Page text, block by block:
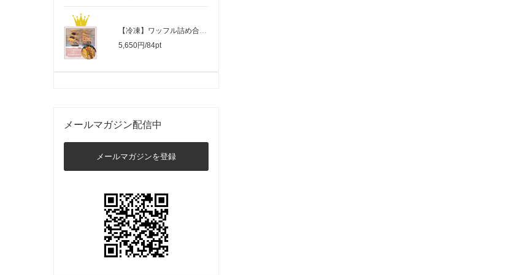
【冷凍】ワッフル詰め合わせ（６種×各１..
5,650円/84pt
メールマガジン配信中
メールマガジンを登録